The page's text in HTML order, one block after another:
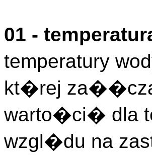
01 -
temperatury
kt�rej
warto�ci� dla
wzgl�du na